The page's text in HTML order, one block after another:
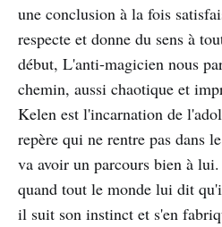
une conclusion à la fois
respecte et donne du sens à
début, L'anti-magicien nous
chemin, aussi chaotique et
Kelen est l'incarnation de
repère qui ne rentre pas dans
va avoir un parcours bien à
quand tout le monde lui dit
il suit son instinct et s'en